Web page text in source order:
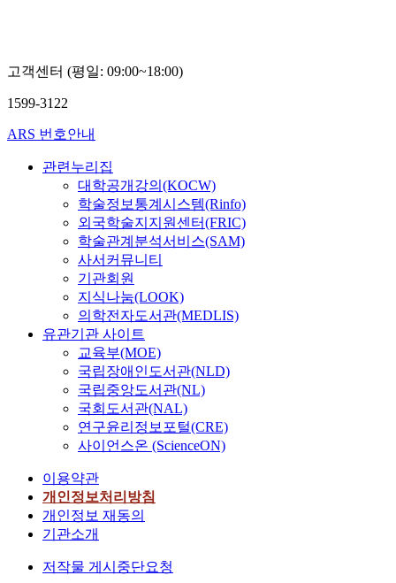
고객센터 (평일: 09:00~18:00)
1599-3122
ARS 번호안내
관련누리집
대학공개강의(KOCW)
학술정보통계시스템(Rinfo)
외국학술지지원센터(FRIC)
학술관계분석서비스(SAM)
사서커뮤니티
기관회원
지식나눔(LOOK)
의학전자도서관(MEDLIS)
유관기관 사이트
교육부(MOE)
국립장애인도서관(NLD)
국립중앙도서관(NL)
국회도서관(NAL)
연구윤리정보포털(CRE)
사이언스온 (ScienceON)
이용약관
개인정보처리방침
개인정보 재동의
기관소개
저작물 게시중단요청